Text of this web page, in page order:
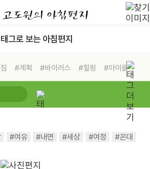
태그로 보는 아침편지
#계획 #바이러스 #힐링
#아이들
#삶
#링컨학교
#여유 #내면 #세상 #여정
#꼰대